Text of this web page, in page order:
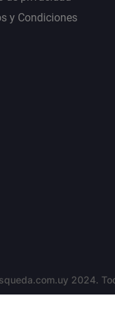
y Condiciones
2024.